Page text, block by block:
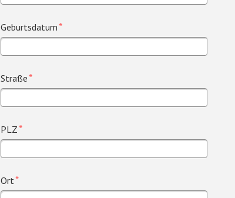
Pflichtfeld
Geburtsdatum*
Pflichtfeld
Straße*
Pflichtfeld
PLZ*
Pflichtfeld
Ort*